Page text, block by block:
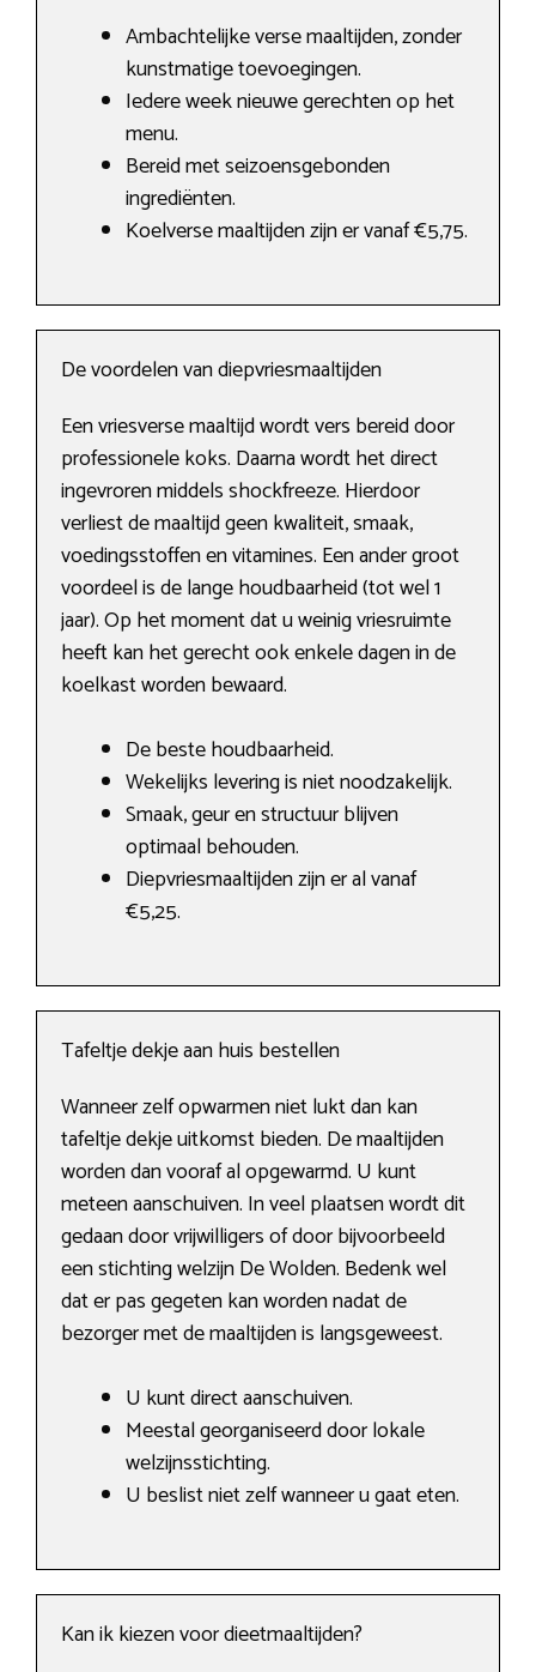
Ambachtelijke verse maaltijden, zonder
kunstmatige toevoegingen.
Iedere week nieuwe gerechten op het
menu.
Bereid met seizoensgebonden
ingrediënten.
Koelverse maaltijden zijn er vanaf €5,75.
De voordelen van diepvriesmaaltijden
Een vriesverse maaltijd wordt vers bereid door
professionele koks. Daarna wordt het direct
ingevroren middels shockfreeze. Hierdoor
verliest de maaltijd geen kwaliteit, smaak,
voedingsstoffen en vitamines. Een ander groot
voordeel is de lange houdbaarheid (tot wel 1
jaar). Op het moment dat u weinig vriesruimte
heeft kan het gerecht ook enkele dagen in de
koelkast worden bewaard.
De beste houdbaarheid.
Wekelijks levering is niet noodzakelijk.
Smaak, geur en structuur blijven
optimaal behouden.
Diepvriesmaaltijden zijn er al vanaf
€5,25.
Tafeltje dekje aan huis bestellen
Wanneer zelf opwarmen niet lukt dan kan
tafeltje dekje uitkomst bieden. De maaltijden
worden dan vooraf al opgewarmd. U kunt
meteen aanschuiven. In veel plaatsen wordt dit
gedaan door vrijwilligers of door bijvoorbeeld
een stichting welzijn De Wolden. Bedenk wel
dat er pas gegeten kan worden nadat de
bezorger met de maaltijden is langsgeweest.
U kunt direct aanschuiven.
Meestal georganiseerd door lokale
welzijnsstichting.
U beslist niet zelf wanneer u gaat eten.
Kan ik kiezen voor dieetmaaltijden?